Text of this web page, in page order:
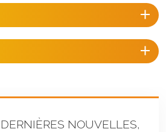
NOUVELLES,